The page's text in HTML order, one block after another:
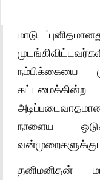
மாடு
நம்பிக்கையை
நாளைய
தனிமனிதன்